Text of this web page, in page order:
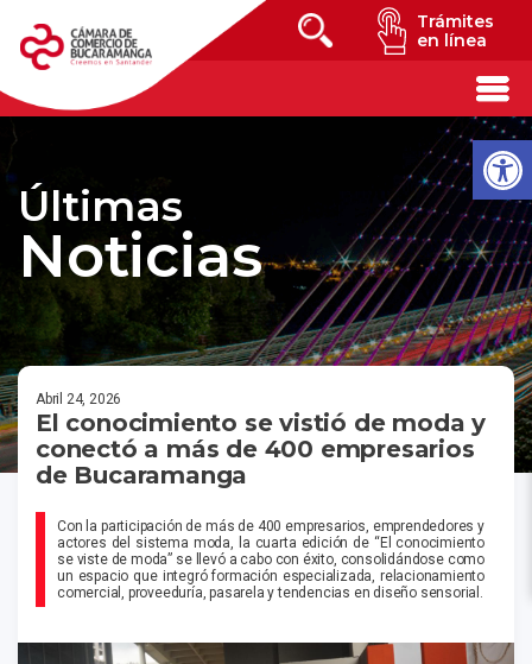
Trámites
en línea
Últimas
Noticias
Abril 24, 2026
El conocimiento se vistió de moda y
conectó a más de 400 empresarios
de Bucaramanga
Con la participación de más de 400 empresarios, emprendedores y
actores del sistema moda, la cuarta edición de “El conocimiento
se viste de moda” se llevó a cabo con éxito, consolidándose como
un espacio que integró formación especializada, relacionamiento
comercial, proveeduría, pasarela y tendencias en diseño sensorial.